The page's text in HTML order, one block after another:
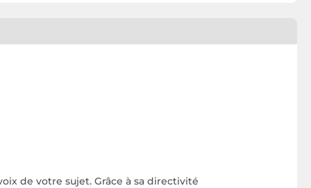
de votre sujet. Grâce à sa directivité